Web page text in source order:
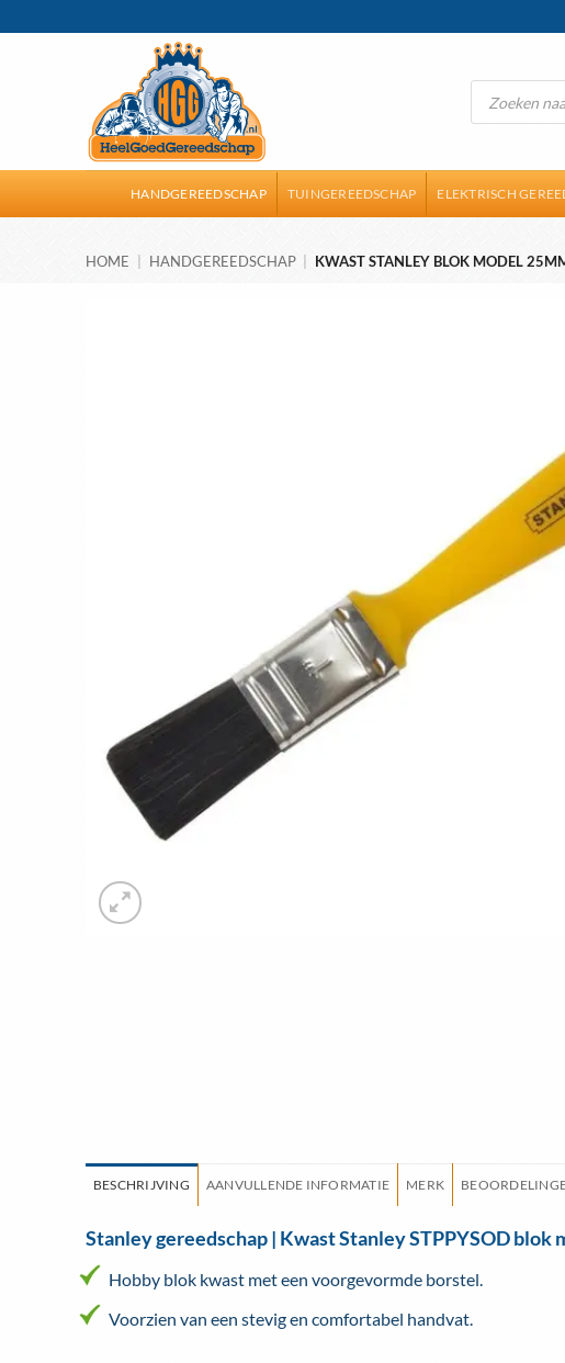
naar
Producten
zoeken
HANDGEREEDSCHAP TUINGEREEDSCHAP ELEKTRISCH
HOME | HANDGEREEDSCHAP | KWAST STANLEY BLOK MODEL
BESCHRIJVING AANVULLENDE INFORMATIE MERK
Stanley gereedschap | Kwast Stanley STPPYSOD blok
Hobby blok kwast met een voorgevormde borstel.
Voorzien van een stevig en comfortabel handvat.